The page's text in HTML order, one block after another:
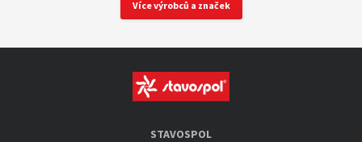
Více výrobců a značek
STAVOSPOL